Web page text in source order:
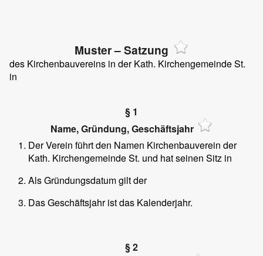
Muster – Satzung
des Kirchenbauvereins in der Kath. Kirchengemeinde St.
in
§ 1
Name, Gründung, Geschäftsjahr
Der Verein führt den Namen Kirchenbauverein der
Kath. Kirchengemeinde St. und hat seinen Sitz in
Als Gründungsdatum gilt der
Das Geschäftsjahr ist das Kalenderjahr.
§ 2